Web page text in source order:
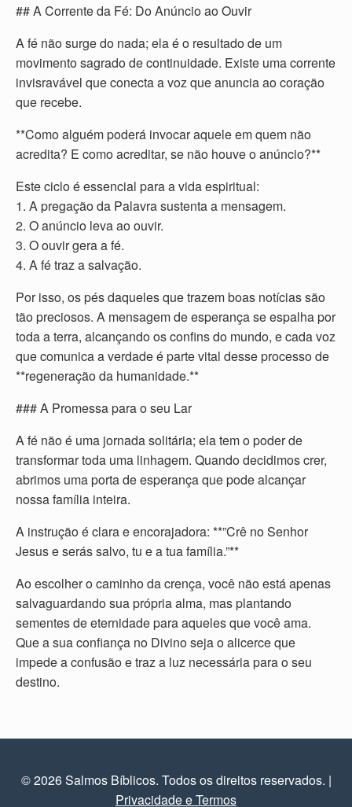
## A Corrente da Fé: Do Anúncio ao Ouvir
A fé não surge do nada; ela é o resultado de um
movimento sagrado de continuidade. Existe uma corrente
invisravável que conecta a voz que anuncia ao coração
que recebe.
**Como alguém poderá invocar aquele em quem não
acredita? E como acreditar, se não houve o anúncio?**
Este ciclo é essencial para a vida espiritual:
1. A pregação da Palavra sustenta a mensagem.
2. O anúncio leva ao ouvir.
3. O ouvir gera a fé.
4. A fé traz a salvação.
Por isso, os pés daqueles que trazem boas notícias são
tão preciosos. A mensagem de esperança se espalha por
toda a terra, alcançando os confins do mundo, e cada voz
que comunica a verdade é parte vital desse processo de
**regeneração da humanidade.**
### A Promessa para o seu Lar
A fé não é uma jornada solitária; ela tem o poder de
transformar toda uma linhagem. Quando decidimos crer,
abrimos uma porta de esperança que pode alcançar
nossa família inteira.
A instrução é clara e encorajadora: **”Crê no Senhor
Jesus e serás salvo, tu e a tua família.”**
Ao escolher o caminho da crença, você não está apenas
salvaguardando sua própria alma, mas plantando
sementes de eternidade para aqueles que você ama.
Que a sua confiança no Divino seja o alicerce que
impede a confusão e traz a luz necessária para o seu
destino.
© 2026 Salmos Bíblicos. Todos os direitos reservados. |
Privacidade e Termos